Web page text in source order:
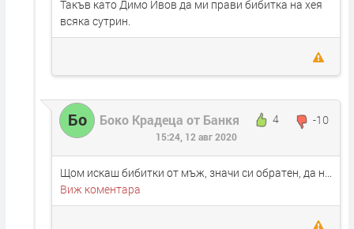
Такъв като Димо Ивов да ми прави бибитка на хея
всяка сутрин.
Бо Боко Крадеца от Банкя 4 -10
15:24, 12 авг 2020
Щом искаш бибитки от мъж, значи си обратен, да н...
Виж коментара